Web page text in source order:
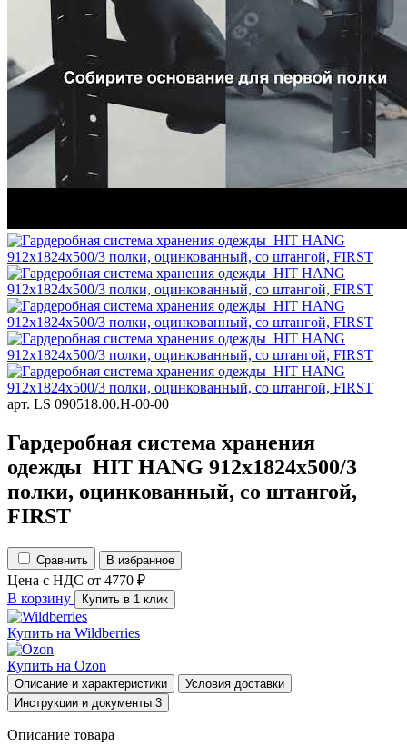
арт. LS 090518.00.H-00-00
Гардеробная система хранения
одежды HIT HANG 912х1824х500/3
полки, оцинкованный, со штангой,
FIRST
Сравнить В избранное
Цена с НДС от 4770 ₽
В корзину
Купить в 1 клик
Купить на Wildberries
Купить на Ozon
Описание и характеристики
Условия доставки
Инструкции и документы 3
Описание товара